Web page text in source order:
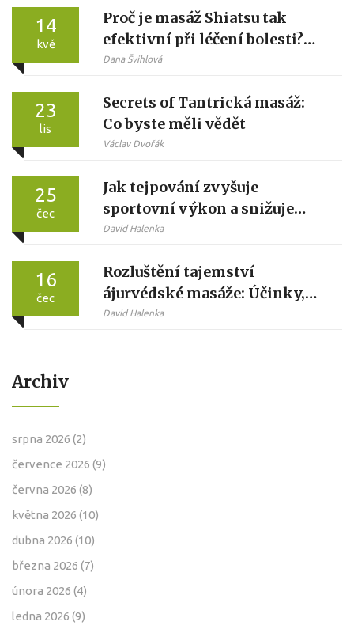
14
kvě
Proč je masáž Shiatsu tak
efektivní při léčení bolesti?
Vysvětlení mechanismů a
Dana Švihlová
23
lis
Secrets of Tantrická masáž:
Co byste měli vědět
Václav Dvořák
25
čec
Jak tejpování zvyšuje
sportovní výkon a snižuje
riziko zranění
David Halenka
16
čec
Rozluštění tajemství
ájurvédské masáže: Účinky,
Oleje a Postup
David Halenka
Archiv
srpna 2026 (2)
července 2026 (9)
června 2026 (8)
května 2026 (10)
dubna 2026 (10)
března 2026 (7)
února 2026 (4)
ledna 2026 (9)